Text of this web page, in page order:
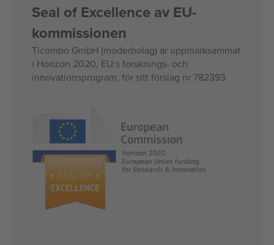
Seal of Excellence av EU-
kommissionen
Ticombo GmbH (moderbolag) är uppmärksammat
i Horizon 2020, EU:s forsknings- och
innovationsprogram, för sitt förslag nr 782393.